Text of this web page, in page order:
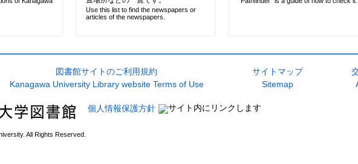
Use this list to find the newspapers or
articles of the newspapers.
図書館サイトのご利用規約
Kanagawa University Library website Terms of Use
サイトマップ
Sitemap
個人情報保護方針
All Rights Reserved.